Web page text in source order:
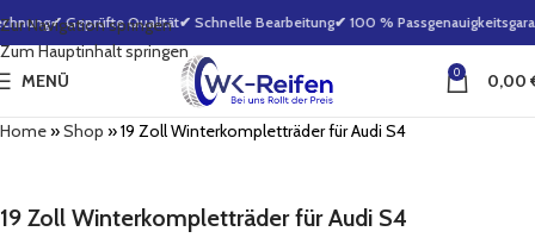
Zur Navigation springen
Zum Hauptinhalt springen
✔ Geprüfte Qualität✔ Schnelle Bearbeitung✔ 100 %
MENÜ 0 0,00
Home»Shop »19 Zoll Winterkompletträder für Audi S4
19 Zoll Winterkompletträder für Audi S4